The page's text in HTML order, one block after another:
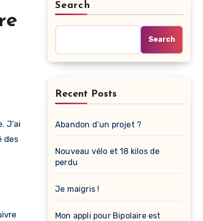
J’ai
des
Search
Search
Recent Posts
Abandon d’un projet ?
Nouveau vélo et 18 kilos de
perdu
Je maigris !
Mon appli pour Bipolaire est